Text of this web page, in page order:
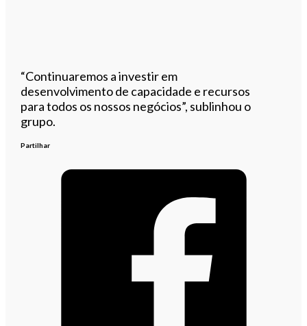
“Continuaremos a investir em
desenvolvimento de capacidade e recursos
para todos os nossos negócios”, sublinhou o
grupo.
Partilhar